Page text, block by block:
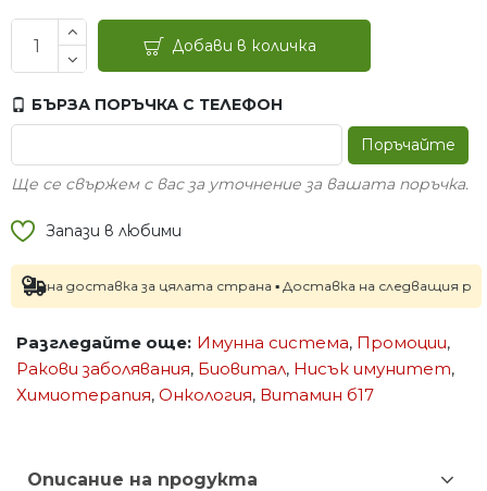
Добави в количка
БЪРЗА ПОРЪЧКА С ТЕЛЕФОН
Поръчайте
Ще се свържем с вас за уточнение за вашата поръчка.
Запази в любими
за цялата страна ▪ Доставка на следващия работен
Разгледайте още: Имунна система, Промоции,
Ракови заболявания, Биовитал, Нисък имунитет,
Химиотерапия, Онкология, Витамин б17
Описание на продукта